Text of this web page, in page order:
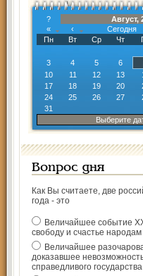
?
Август,
«
‹ Сегодня
Пн
Вт Ср Чт
3
4 5 6
10
11 12 13
17
18 19 20
24
25 26 27
31
Выберите
Вопрос дня
Как Вы считаете, две
года - это
Величайшее событие
свободу и счастье народам
Величайшее
доказавшее
справедливого государства